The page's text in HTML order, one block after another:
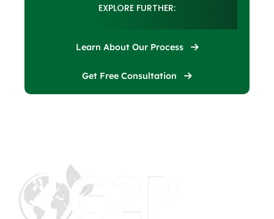
EXPLORE FURTHER:
Learn About Our Process
Get Free Consultation